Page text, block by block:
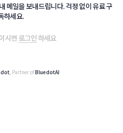
메일을 보내드립니다. 걱정 없이 유료 구
하세요.
시면 로그인하세요
, Partner ofBluedotAI